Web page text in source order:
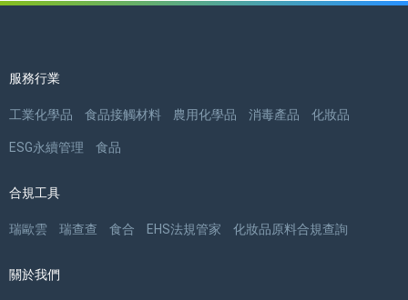
服務行業
工業化學品 食品接觸材料 農用化學品 消毒產品 化妝品
ESG永續管理 食品
合規工具
瑞歐雲 瑞查查 食合 EHS法規管家 化妝品原料合規查詢
關於我們